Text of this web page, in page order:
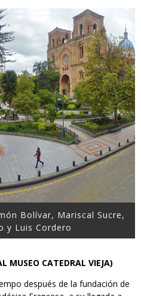
Bolívar, Mariscal Sucre,
y Luis Cordero
MUSEO CATEDRAL VIEJA)
después de la fundación de